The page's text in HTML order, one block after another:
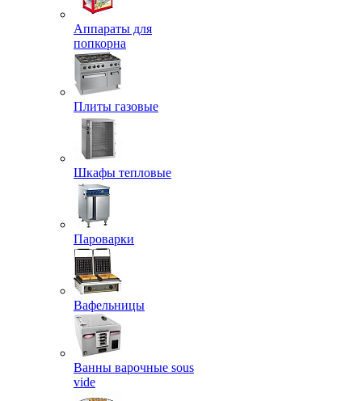
Аппараты для
попкорна
Плиты газовые
Шкафы тепловые
Пароварки
Вафельницы
Ванны варочные sous
vide